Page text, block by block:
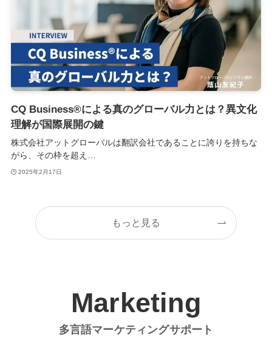
CQ Business®による真のグローバル力とは？異文化
理解が国際展開の鍵
株式会社アットグローバルは翻訳会社であることに誇りを持ちな
がら、その枠を超え…
2025年2月17日
もっと見る
Marketing
多言語マーケティングサポート